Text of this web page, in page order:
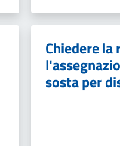
Chiedere la
sosta per